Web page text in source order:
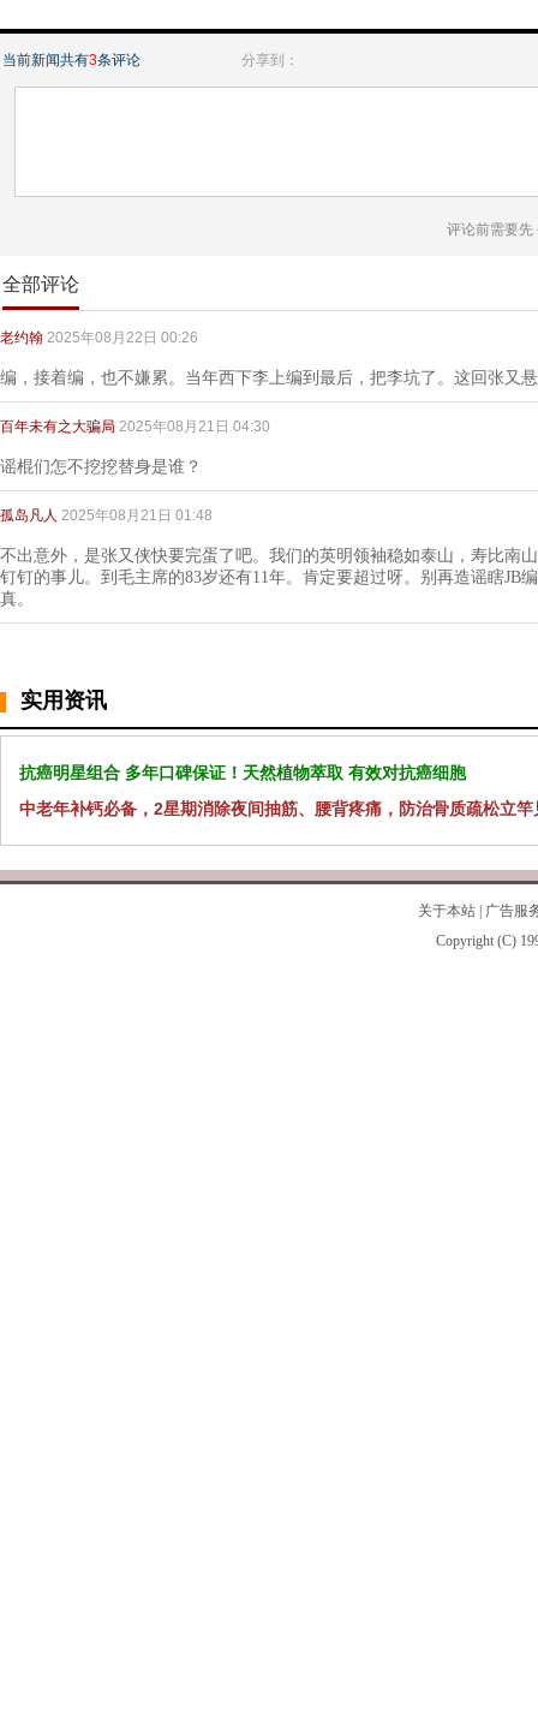
当前新闻共有3条评论 分享到：
评论前需要先
全部评论
老约翰 2025年08月22日 00:26
编，接着编，也不嫌累。当年西下李上编到最后，把李坑了。这回张又
百年未有之大骗局 2025年08月21日 04:30
谣棍们怎不挖挖替身是谁？
孤岛凡人 2025年08月21日 01:48
不出意外，是张又侠快要完蛋了吧。我们的英明领袖稳如泰山，寿比南
钉钉的事儿。到毛主席的83岁还有11年。肯定要超过呀。别再造谣瞎JB
真。
实用资讯
抗癌明星组合 多年口碑保证！天然植物萃取 有效对抗癌细胞
中老年补钙必备，2星期消除夜间抽筋、腰背疼痛，防治骨质疏松立竿
关于本站
广告服
Copyright (C)